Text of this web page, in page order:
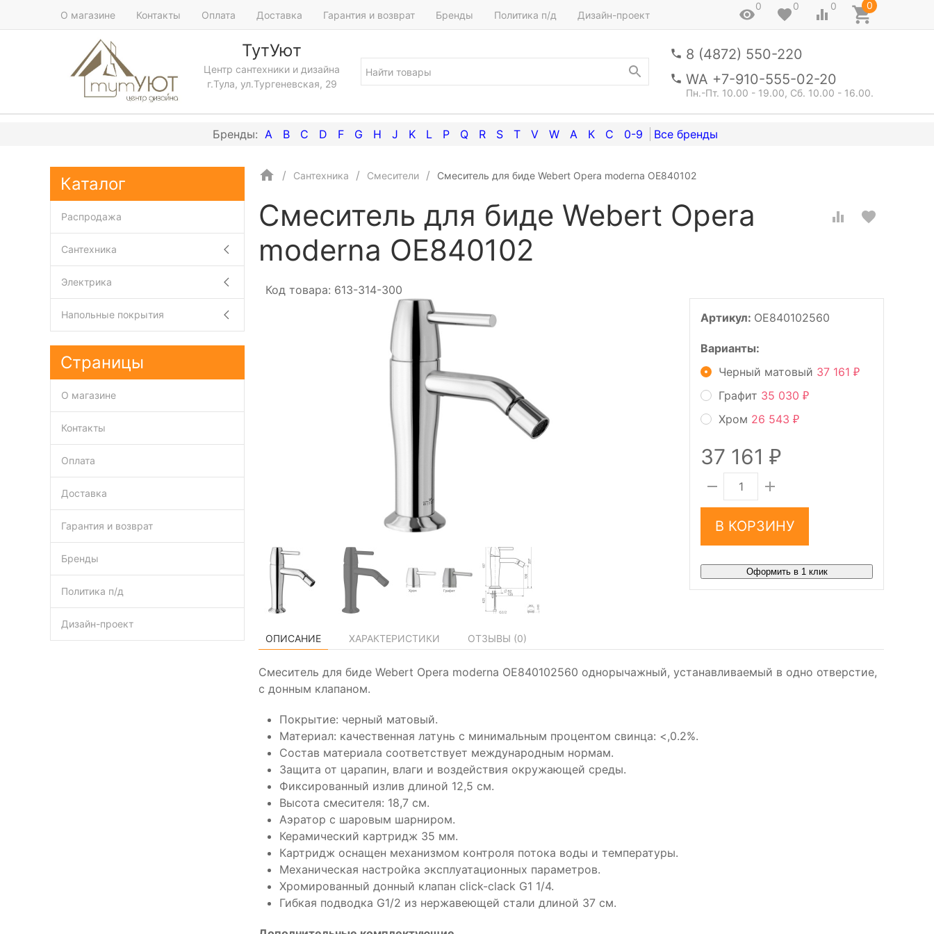
О магазине Контакты Оплата Доставка Гарантия и возврат Бренды Политика п/д Дизайн-проект
0 0 0 0
ТутУют
Центр сантехники и дизайна
г.Тула, ул.Тургеневская, 29
8 (4872) 550-220
WA +7-910-555-02-20
Пн.-Пт. 10.00 - 19.00, Сб. 10.00 - 16.00.
A B C D F G H J K L P Q R S T V W А К С 0-9
Сантехника Смесители Смеситель для биде Webert Opera moderna OE840102
Смеситель для биде Webert Opera
moderna OE840102
Код товара: 613-314-300
Артикул: OE840102560
Варианты:
Черный матовый 37 161 ₽
Графит 35 030 ₽
Хром 26 543 ₽
37 161 ₽
В КОРЗИНУ
Оформить в 1 клик
ОПИСАНИЕ ХАРАКТЕРИСТИКИ ОТЗЫВЫ (0)
Смеситель для биде Webert Opera moderna OE840102560 однорычажный, устанавливаемый в одно отверстие,
с донным клапаном.
Покрытие: черный матовый.
Материал: качественная латунь с минимальным процентом свинца: <,0.2%.
Состав материала соответствует международным нормам.
Защита от царапин, влаги и воздействия окружающей среды.
Фиксированный излив длиной 12,5 см.
Высота смесителя: 18,7 см.
Аэратор с шаровым шарниром.
Керамический картридж 35 мм.
Картридж оснащен механизмом контроля потока воды и температуры.
Механическая настройка эксплуатационных параметров.
Хромированный донный клапан click-clack G1 1/4.
Гибкая подводка G1/2 из нержавеющей стали длиной 37 см.
Каталог
Распродажа
Сантехника
Электрика
Напольные покрытия
Страницы
О магазине
Контакты
Оплата
Доставка
Гарантия и возврат
Бренды
Политика п/д
Дизайн-проект